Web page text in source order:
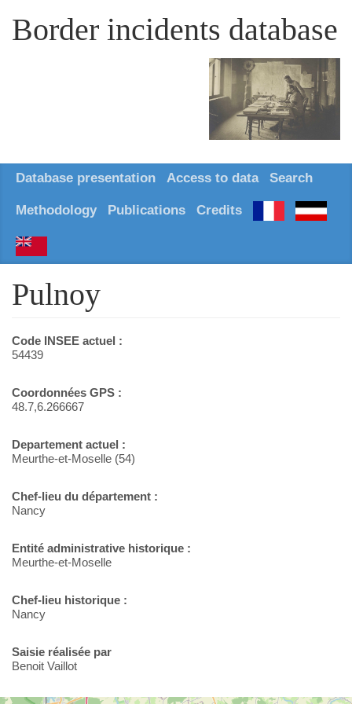
Border incidents database
Database presentation Access to data Search
Methodology Publications Credits
Pulnoy
Code INSEE actuel :
54439
Coordonnées GPS :
48.7,6.266667
Departement actuel :
Meurthe-et-Moselle (54)
Chef-lieu du département :
Nancy
Entité administrative historique :
Meurthe-et-Moselle
Chef-lieu historique :
Nancy
Saisie réalisée par
Benoit Vaillot